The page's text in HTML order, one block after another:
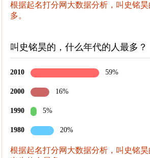
根据起名打分网大数据分析，叫史铭
多。
叫史铭昊的，什么年代的人最多？
2010 59%
2000 16%
1990 5%
1980 20%
根据起名打分网大数据分析，叫史铭